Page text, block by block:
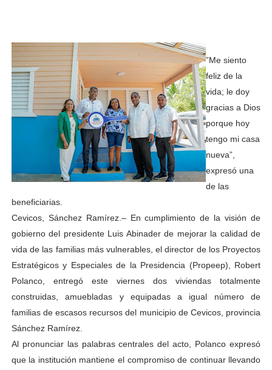
”Me siento
feliz de la
vida; le doy
gracias a Dios
porque hoy
tengo mi casa
nueva”,
expresó una
de las
beneficiarias.
Cevicos, Sánchez Ramírez.– En cumplimiento de la visión de
gobierno del presidente Luis Abinader de mejorar la calidad de
vida de las familias más vulnerables, el director de los Proyectos
Estratégicos y Especiales de la Presidencia (Propeep), Robert
Polanco, entregó este viernes dos viviendas totalmente
construidas, amuebladas y equipadas a igual número de
familias de escasos recursos del municipio de Cevicos, provincia
Sánchez Ramírez.
Al pronunciar las palabras centrales del acto, Polanco expresó
que la institución mantiene el compromiso de continuar llevando